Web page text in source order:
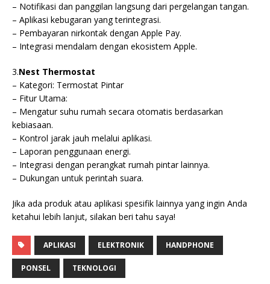
– Notifikasi dan panggilan langsung dari pergelangan tangan.
– Aplikasi kebugaran yang terintegrasi.
– Pembayaran nirkontak dengan Apple Pay.
– Integrasi mendalam dengan ekosistem Apple.
3.Nest Thermostat
– Kategori: Termostat Pintar
– Fitur Utama:
– Mengatur suhu rumah secara otomatis berdasarkan
kebiasaan.
– Kontrol jarak jauh melalui aplikasi.
– Laporan penggunaan energi.
– Integrasi dengan perangkat rumah pintar lainnya.
– Dukungan untuk perintah suara.
Jika ada produk atau aplikasi spesifik lainnya yang ingin Anda
ketahui lebih lanjut, silakan beri tahu saya!
APLIKASI ELEKTRONIK HANDPHONE
PONSEL TEKNOLOGI